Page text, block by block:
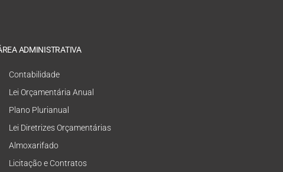
ADMINISTRATIVA
Contabilidade
Lei Orçamentária Anual
Plano Plurianual
Lei Diretrizes Orçamentárias
Almoxarifado
Licitação e Contratos